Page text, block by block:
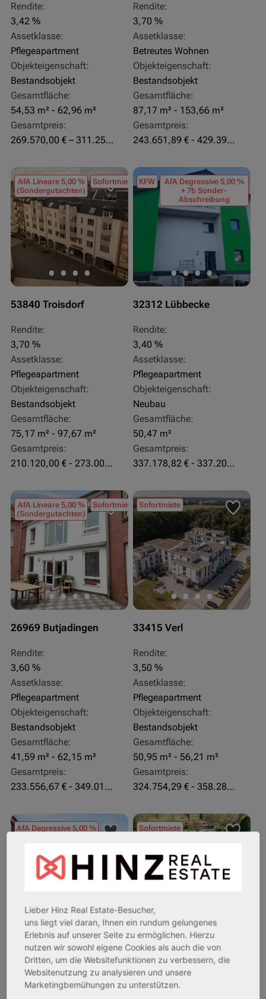
Rendite:
3,42 %
Assetklasse:
Pflegeapartment
Objekteigenschaft:
Bestandsobjekt
Gesamtfläche:
54,53 m² - 62,96 m²
Gesamtpreis:
269.570,00 € – 311.250,00 €
Rendite:
3,70 %
Assetklasse:
Betreutes Wohnen
Objekteigenschaft:
Bestandsobjekt
Gesamtfläche:
87,17 m² - 153,66 m²
Gesamtpreis:
243.651,89 € - 429.392,43 €
AfA Lineare 5,00 %
(Sondergutachten)
Sofortmiete
53840 Troisdorf
Rendite:
3,70 %
Assetklasse:
Pflegeapartment
Objekteigenschaft:
Bestandsobjekt
Gesamtfläche:
75,17 m² - 97,67 m²
Gesamtpreis:
210.120,00 € - 273.003,24 €
KFW
AfA Degressive 5,00 %
+ 7b Sonder-
Abschreibung
32312 Lübbecke
Rendite:
3,40 %
Assetklasse:
Pflegeapartment
Objekteigenschaft:
Neubau
Gesamtfläche:
50,47 m²
Gesamtpreis:
337.178,82 € - 337.207,06 €
AfA Lineare 5,00 %
(Sondergutachten)
Sofortmiete
26969 Butjadingen
Rendite:
3,60 %
Assetklasse:
Pflegeapartment
Objekteigenschaft:
Bestandsobjekt
Gesamtfläche:
41,59 m² - 62,15 m²
Gesamtpreis:
233.556,67 € - 349.016,67 €
Sofortmiete
33415 Verl
Rendite:
3,50 %
Assetklasse:
Pflegeapartment
Objekteigenschaft:
Bestandsobjekt
Gesamtfläche:
50,95 m² - 56,21 m²
Gesamtpreis:
324.754,29 € - 358.289,14 €
AfA Degressive 5,00 %
27711 Osterholz-Scharmbeck
Rendite:
3,60 %
Sofortmiete
32469 Petershagen
Rendite:
4,07 %
Lieber Hinz Real Estate-Besucher,
uns liegt viel daran, Ihnen ein rundum gelungenes
Erlebnis auf unserer Seite zu ermöglichen. Hierzu
nutzen wir sowohl eigene Cookies als auch die von
Dritten, um die Websitefunktionen zu verbessern, die
Websitenutzung zu analysieren und unsere
Marketingbemühungen zu unterstützen.